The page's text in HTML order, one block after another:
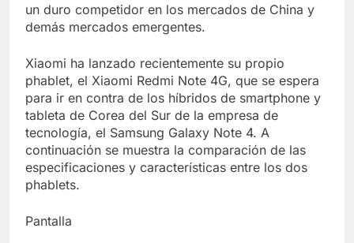
Libre
Crucero en México te
lleva a lugares
binoculares de visión
nocturna y reuniones de
secuestrados
La Inteligencia Artificial
deepfake de Samsung
fabrica un clip de
movimiento desde una
sola foto
7 Años Atrás
un duro competidor en los mercados de China y
demás mercados emergentes.
Xiaomi ha lanzado recientemente su propio
phablet, el Xiaomi Redmi Note 4G, que se espera
para ir en contra de los híbridos de smartphone y
tableta de Corea del Sur de la empresa de
tecnología, el Samsung Galaxy Note 4. A
continuación se muestra la comparación de las
especificaciones y características entre los dos
phablets.
Pantalla